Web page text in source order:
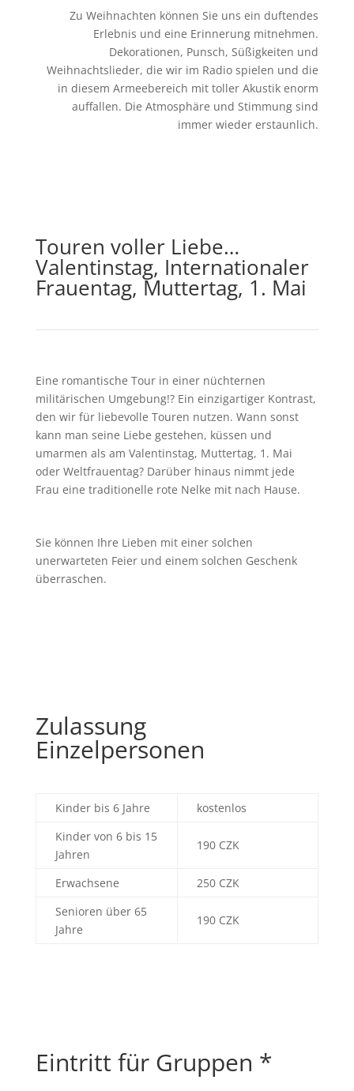
Zu Weihnachten können Sie uns ein duftendes
Erlebnis und eine Erinnerung mitnehmen.
Dekorationen, Punsch, Süßigkeiten und
Weihnachtslieder, die wir im Radio spielen und die
in diesem Armeebereich mit toller Akustik enorm
auffallen. Die Atmosphäre und Stimmung sind
immer wieder erstaunlich.
Touren voller Liebe…
Valentinstag, Internationaler
Frauentag, Muttertag, 1. Mai
Eine romantische Tour in einer nüchternen
militärischen Umgebung!? Ein einzigartiger Kontrast,
den wir für liebevolle Touren nutzen. Wann sonst
kann man seine Liebe gestehen, küssen und
umarmen als am Valentinstag, Muttertag, 1. Mai
oder Weltfrauentag? Darüber hinaus nimmt jede
Frau eine traditionelle rote Nelke mit nach Hause.
Sie können Ihre Lieben mit einer solchen
unerwarteten Feier und einem solchen Geschenk
überraschen.
Zulassung
Einzelpersonen
Kinder bis 6 Jahre
kostenlos
Kinder von 6 bis 15
Jahren
190 CZK
Erwachsene
250 CZK
Senioren über 65
Jahre
190 CZK
Eintritt für Gruppen *